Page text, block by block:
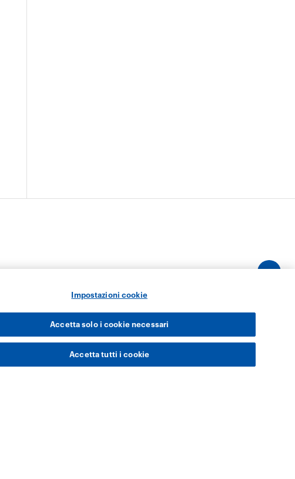
Impostazioni cookie
Accetta solo i cookie necessari
Accetta tutti i cookie